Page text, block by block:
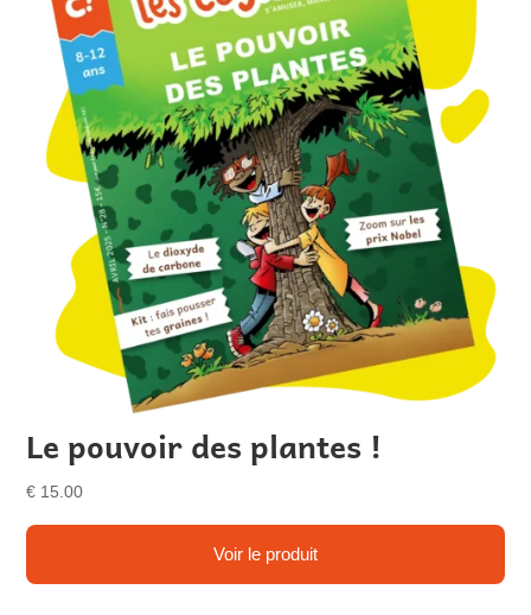
Le pouvoir des plantes !
€ 15.00
Voir le produit